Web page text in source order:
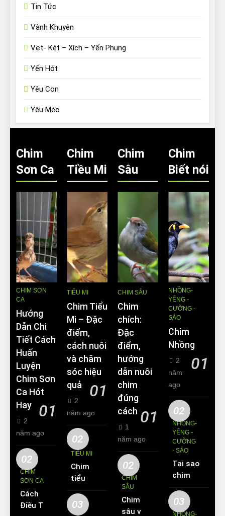
Tin Tức
Vành Khuyên
Vẹt- Két – Xích – Yến Phụng
Yến Hót
Yêu Con
Yêu Mèo
Chim
Sơn Ca
CHIM SƠN
CA
Hướng
Dẫn Chi
Tiết Cách
Huấn
Luyện
Chim Sơn
Ca Hót
Hay
01
2
năm ago
02
CHIM
SƠN CA
Cách
Điều Trị
Chim
Tiều Mi
TIỂU MI
Chim Tiểu
Mi – Đặc
điểm,
cách nuôi
và chăm
sóc hiệu
quả
01
2
năm ago
02
TIỂU MI
Chim
tiểu mi
ăn gì?
Kinh
nghiệm
03
Chim
Sâu
CHIM SÂU
Chim
chích:
Đặc
điểm,
hướng
dẫn nuôi
chim
đúng
cách 01
1
năm ago
02
CHIM
SÂU
Chim
sâu và
Chim
Biết nói
NHỒNG-
YỂNG -
CƯỠNG -
SÁO
Chim
Nhồng
01
2
năm
ago
02
NHỒNG-
YỂNG -
CƯỠNG
- SÁO
Tại sao
chim
Sáo lại
được
yêu
03
NHỒNG-